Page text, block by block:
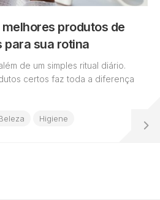
produtos de
para sua rotina
de um simples ritual diário.
certos faz toda a diferença
Higiene